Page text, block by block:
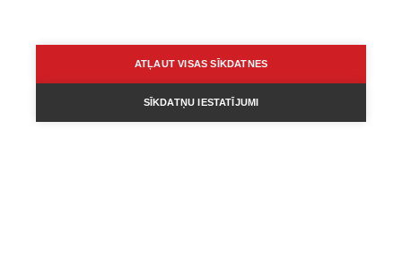
ATĻAUT VISAS SĪKDATNES
SĪKDATŅU IESTATĪJUMI